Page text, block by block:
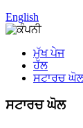
English
ਮੁੱਖ ਪੇਜ
ਹੱਲ
ਸਟਾਰਚ
ਸਟਾਰਚ ਘੋਲ